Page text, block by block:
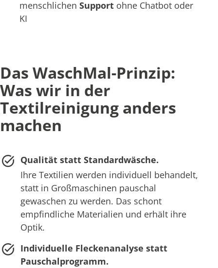
menschlichen Support ohne Chatbot oder
KI
Das WaschMal-Prinzip:
Was wir in der
Textilreinigung anders
machen
Qualität statt Standardwäsche.
Ihre Textilien werden individuell behandelt,
statt in Großmaschinen pauschal
gewaschen zu werden. Das schont
empfindliche Materialien und erhält ihre
Optik.
Individuelle Fleckenanalyse statt
Pauschalprogramm.